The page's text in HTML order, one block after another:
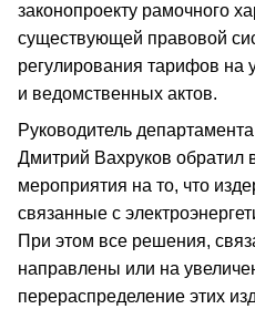
законопроекту рамочного
существующей правовой
регулирования тарифов на
и ведомственных актов.
Руководитель
Дмитрий Вахруков обратил
мероприятия на то, что
связанные с
При этом все решения,
направлены или на
перераспределение этих